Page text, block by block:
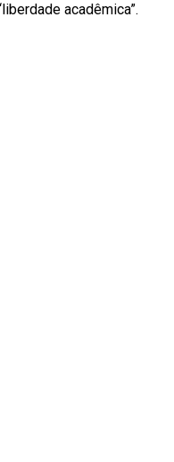
acadêmica”.